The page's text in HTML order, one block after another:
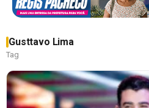
Gusttavo Lima
Tag